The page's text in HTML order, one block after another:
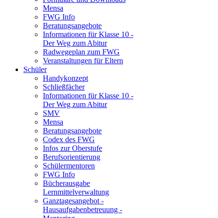
Mensa
FWG Info
Beratungsangebote
Informationen für Klasse 10 -
Der Weg zum Abitur
Radwegeplan zum FWG
Veranstaltungen für Eltern
Schüler
Handykonzept
Schließfächer
Informationen für Klasse 10 -
Der Weg zum Abitur
SMV
Mensa
Beratungsangebote
Codex des FWG
Infos zur Oberstufe
Berufsorientierung
Schülermentoren
FWG Info
Bücherausgabe
Lernmittelverwaltung
Ganztagesangebot -
Hausaufgabenbetreuung -